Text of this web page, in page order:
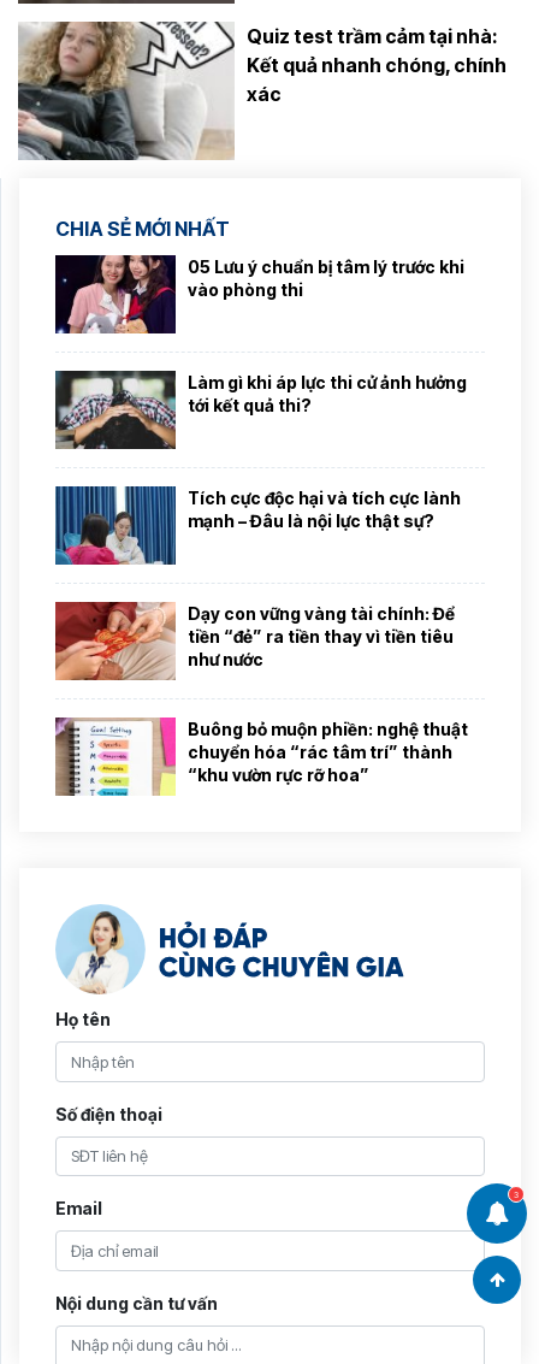
3
Quiz test trầm cảm tại nhà:
Kết quả nhanh chóng, chính
xác
CHIA SẺ MỚI NHẤT
05 Lưu ý chuẩn bị tâm lý trước khi
vào phòng thi
Làm gì khi áp lực thi cử ảnh hưởng
tới kết quả thi?
Tích cực độc hại và tích cực lành
mạnh – Đâu là nội lực thật sự?
Dạy con vững vàng tài chính: Để
tiền “đẻ” ra tiền thay vì tiền tiêu
như nước
Buông bỏ muộn phiền: nghệ thuật
chuyển hóa “rác tâm trí” thành
“khu vườn rực rỡ hoa”
Họ tên
Số điện thoại
Email
Nội dung cần tư vấn